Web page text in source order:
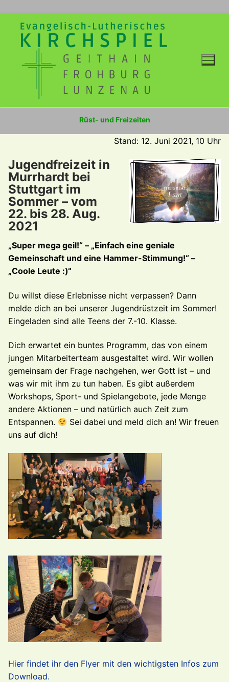
springen
Rüst- und Freizeiten
Stand: 12. Juni 2021, 10 Uhr
Jugendfreizeit in
Murrhardt bei
Stuttgart im
Sommer – vom
22. bis 28. Aug.
2021
„Super mega geil!“ – „Einfach eine geniale
Gemeinschaft und eine Hammer-Stimmung!“ –
„Coole Leute :)“
Du willst diese Erlebnisse nicht verpassen? Dann
melde dich an bei unserer Jugendrüstzeit im Sommer!
Eingeladen sind alle Teens der 7.-10. Klasse.
Dich erwartet ein buntes Programm, das von einem
jungen Mitarbeiterteam ausgestaltet wird. Wir wollen
gemeinsam der Frage nachgehen, wer Gott ist – und
was wir mit ihm zu tun haben. Es gibt außerdem
Workshops, Sport- und Spielangebote, jede Menge
andere Aktionen – und natürlich auch Zeit zum
Entspannen.
Sei dabei und meld dich an! Wir freuen
uns auf dich!
Hier findet ihr den Flyer mit den wichtigsten Infos zum
Download.